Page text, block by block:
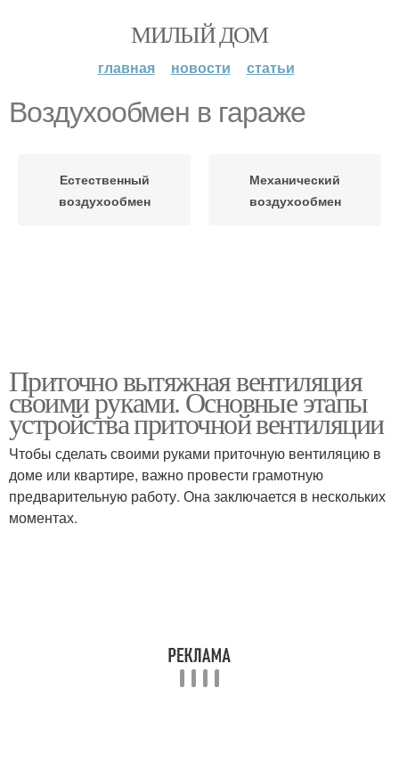
МИЛЫЙ ДОМ
главная новости статьи
Воздухообмен в гараже
Естественный
воздухообмен
Механический
воздухообмен
Приточно вытяжная вентиляция
своими руками. Основные этапы
устройства приточной вентиляции
Чтобы сделать своими руками приточную вентиляцию в
доме или квартире, важно провести грамотную
предварительную работу. Она заключается в нескольких
моментах.